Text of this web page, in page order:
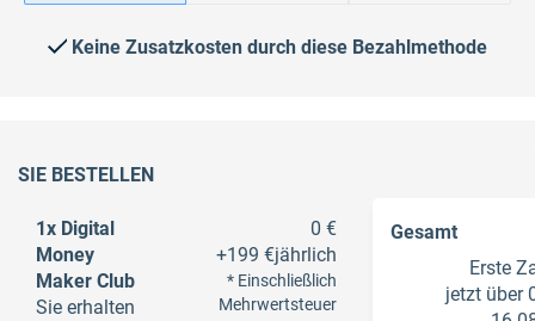
Keine Zusatzkosten durch diese Bezahlmethode
SIE BESTELLEN
1x Digital
Money
Maker Club
Sie erhalten
0 €
+199 €jährlich
* Einschließlich
Mehrwertsteuer
Gesamt
Erste
jetzt über